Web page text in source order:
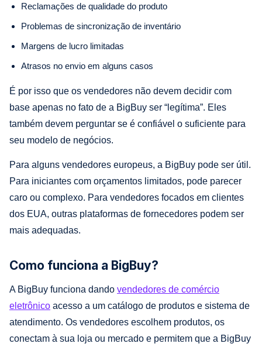
Reclamações de qualidade do produto
Problemas de sincronização de inventário
Margens de lucro limitadas
Atrasos no envio em alguns casos
É por isso que os vendedores não devem decidir com
base apenas no fato de a BigBuy ser “legítima”. Eles
também devem perguntar se é confiável o suficiente para
seu modelo de negócios.
Para alguns vendedores europeus, a BigBuy pode ser útil.
Para iniciantes com orçamentos limitados, pode parecer
caro ou complexo. Para vendedores focados em clientes
dos EUA, outras plataformas de fornecedores podem ser
mais adequadas.
Como funciona a BigBuy?
A BigBuy funciona dando vendedores de comércio
eletrônico acesso a um catálogo de produtos e sistema de
atendimento. Os vendedores escolhem produtos, os
conectam à sua loja ou mercado e permitem que a BigBuy